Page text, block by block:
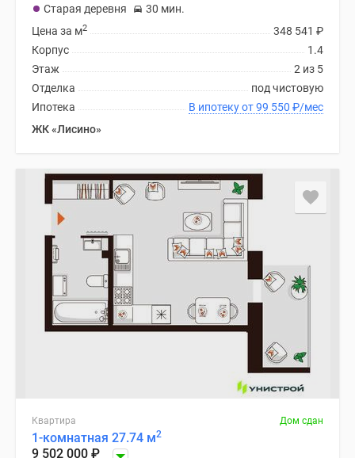
Старая деревня
30 мин.
348 541 ₽
Цена за м2
1.4
Корпус
2 из 5
Этаж
под чистовую
Отделка
В ипотеку от 99 550 ₽/мес
Ипотека
ЖК «Лисино»
Квартира Дом сдан
1-комнатная 27.74 м2
9 502 000 ₽